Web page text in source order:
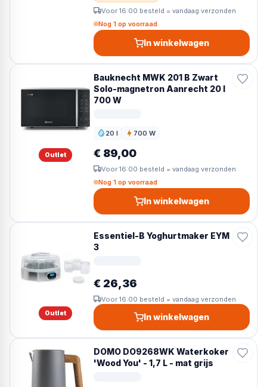
Voor 16:00 besteld = vandaag verzonden
Nog 1 op voorraad
In winkelwagen
Outlet
Bauknecht MWK 201 B Zwart
Solo-magnetron Aanrecht 20 l
700 W
20 l
Inhoud 700 W
Vermogen
€ 89,00
Voor 16:00 besteld = vandaag verzonden
Nog 1 op voorraad
In winkelwagen
Outlet
Essentiel-B Yoghurtmaker EYM
3
€ 26,36
Voor 16:00 besteld = vandaag verzonden
In winkelwagen
DOMO DO9268WK Waterkoker
'Wood You' - 1,7 L - mat grijs